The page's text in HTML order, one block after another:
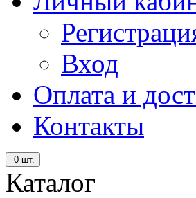
Вход
Оплата и
Контакты
0 шт.
Каталог